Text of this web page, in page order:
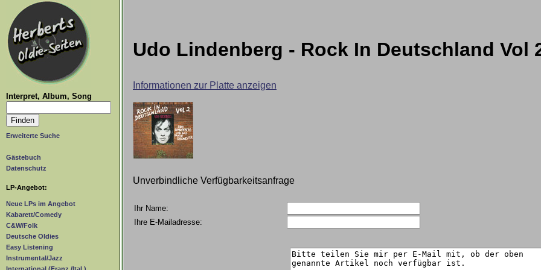
Interpret, Album, Song
Erweiterte Suche
Gästebuch
Datenschutz
LP-Angebot:
Neue LPs im Angebot
Kabarett/Comedy
C&W/Folk
Deutsche Oldies
Easy Listening
Instrumental/Jazz
Udo Lindenberg - Rock In Deutschland Vol
Informationen zur Platte anzeigen
Unverbindliche Verfügbarkeitsanfrage
Ihr Name:
Ihre E-Mailadresse: